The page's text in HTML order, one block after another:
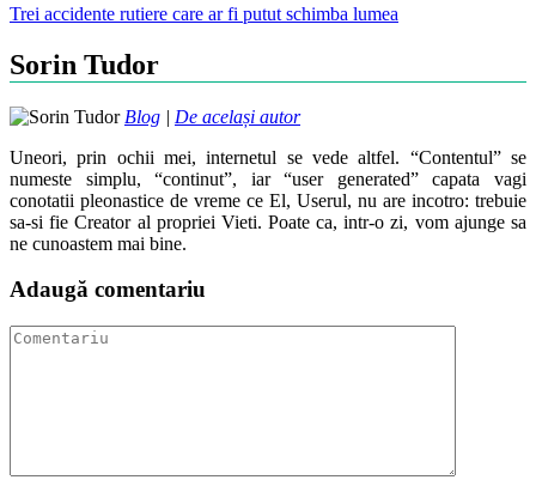
Post
navigation
Trei accidente rutiere care ar fi putut schimba lumea
Sorin Tudor
Blog | De același autor
Uneori, prin ochii mei, internetul se vede altfel. “Contentul” se
numeste simplu, “continut”, iar “user generated” capata vagi
conotatii pleonastice de vreme ce El, Userul, nu are incotro: trebuie
sa-si fie Creator al propriei Vieti. Poate ca, intr-o zi, vom ajunge sa
ne cunoastem mai bine.
Adaugă comentariu